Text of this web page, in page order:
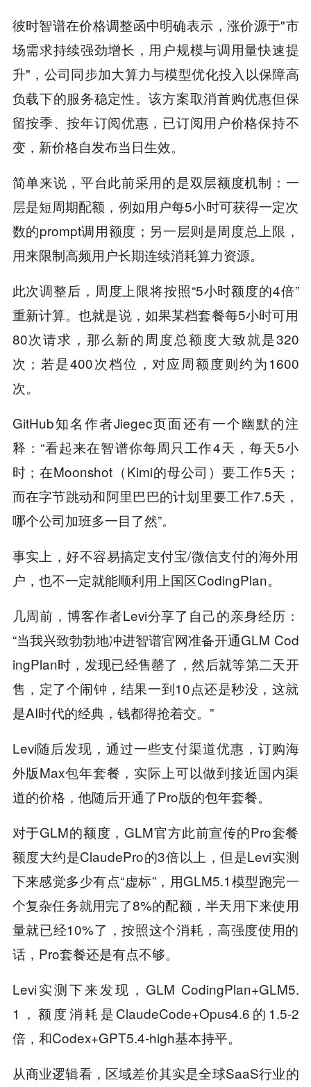
彼时智谱在价格调整函中明确表示，涨价源于"市
场需求持续强劲增长，用户规模与调用量快速提
升"，公司同步加大算力与模型优化投入以保障高
负载下的服务稳定性。该方案取消首购优惠但保
留按季、按年订阅优惠，已订阅用户价格保持不
变，新价格自发布当日生效。
简单来说，平台此前采用的是双层额度机制：一
层是短周期配额，例如用户每5小时可获得一定次
数的prompt调用额度；另一层则是周度总上限，
用来限制高频用户长期连续消耗算力资源。
此次调整后，周度上限将按照“5小时额度的4倍”
重新计算。也就是说，如果某档套餐每5小时可用
80次请求，那么新的周度总额度大致就是320
次；若是400次档位，对应周额度则约为1600
次。
GitHub知名作者Jiegec页面还有一个幽默的注
释：“看起来在智谱你每周只工作4天，每天5小
时；在Moonshot（Kimi的母公司）要工作5天；
而在字节跳动和阿里巴巴的计划里要工作7.5天，
哪个公司加班多一目了然”。
事实上，好不容易搞定支付宝/微信支付的海外用
户，也不一定就能顺利用上国区CodingPlan。
几周前，博客作者Levi分享了自己的亲身经历：
“当我兴致勃勃地冲进智谱官网准备开通GLM Cod
ingPlan时，发现已经售罄了，然后就等第二天开
售，定了个闹钟，结果一到10点还是秒没，这就
是AI时代的经典，钱都得抢着交。”
Levi随后发现，通过一些支付渠道优惠，订购海
外版Max包年套餐，实际上可以做到接近国内渠
道的价格，他随后开通了Pro版的包年套餐。
对于GLM的额度，GLM官方此前宣传的Pro套餐
额度大约是ClaudePro的3倍以上，但是Levi实测
下来感觉多少有点“虚标”，用GLM5.1模型跑完一
个复杂任务就用完了8%的配额，半天用下来使用
量就已经10%了，按照这个消耗，高强度使用的
话，Pro套餐还是有点不够。
Levi实测下来发现，GLM CodingPlan+GLM5.
1，额度消耗是ClaudeCode+Opus4.6的1.5-2
倍，和Codex+GPT5.4-high基本持平。
从商业逻辑看，区域差价其实是全球SaaS行业的